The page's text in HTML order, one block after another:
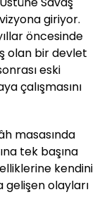
giriyor.
öncesinde
olan bir devlet
eski
çalışmasını
masasında
tek başına
kendini
gelişen olayları